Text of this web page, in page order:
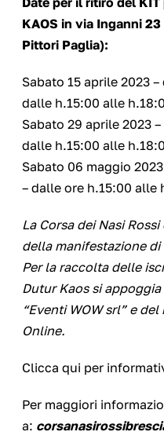
KAOS in via Inganni
Pittori Paglia):
Sabato 15 aprile 2023
dalle h.15:00 alle
Sabato 29 aprile 2023
dalle h.15:00 alle
Sabato 06 maggio
– dalle ore h.15:00 alle
La Corsa dei Nasi
della manifestazione di
Per la raccolta delle
Dutur Kaos si
“Eventi WOW srl” e
Online.
Clicca qui per
Per maggiori
a: